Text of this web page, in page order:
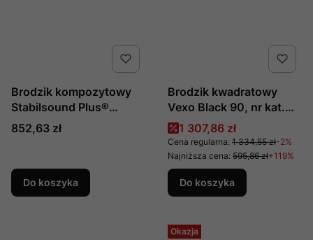
Brodzik kompozytowy
Stabilsound Plus®
Protos White Stone
90x90x3,5 cm,
Schedline, nr kat.:
3SP.P1K-9090/B/ST-
M1/B/ST
Cena
852,63 zł
Do koszyka
Brodzik kwadratowy
Vexo Black 90, nr kat.
BVB-90-90-K,
producent Besco
Cena promocyjna
1 307,86 zł
Cena regularna: 1 334,55 zł-2%
Najniższa cena: 595,86 zł+119%
Do koszyka
Okazja